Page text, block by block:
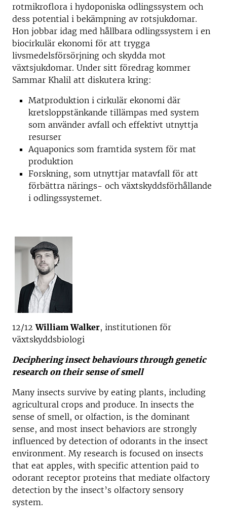
rotmikroflora i hydoponiska odlingssystem och
dess potential i bekämpning av rotsjukdomar.
Hon jobbar idag med hållbara odlingssystem i en
biocirkulär ekonomi för att trygga
livsmedelsförsörjning och skydda mot
växtsjukdomar. Under sitt föredrag kommer
Sammar Khalil att diskutera kring:
Matproduktion i cirkulär ekonomi där
kretsloppstänkande tillämpas med system
som använder avfall och effektivt utnyttja
resurser
Aquaponics som framtida system för mat
produktion
Forskning, som utnyttjar matavfall för att
förbättra närings- och växtskyddsförhållande
i odlingssystemet.
12/12William Walker, institutionen för
växtskyddsbiologi
Deciphering insect behaviours through genetic
research on their sense of smell
Many insects survive by eating plants, including
agricultural crops and produce. In insects the
sense of smell, or olfaction, is the dominant
sense, and most insect behaviors are strongly
influenced by detection of odorants in the insect
environment. My research is focused on insects
that eat apples, with specific attention paid to
odorant receptor proteins that mediate olfactory
detection by the insect’s olfactory sensory
system.